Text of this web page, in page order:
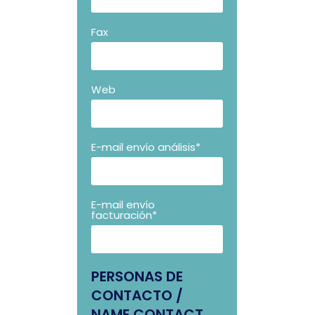
Fax
Web
E-mail envío análisis*
E-mail envío
facturación*
PERSONAS DE
CONTACTO /